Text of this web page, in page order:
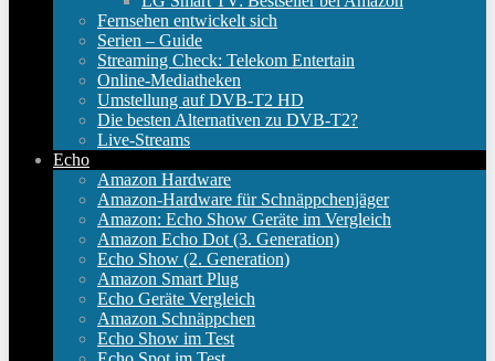
Fernsehen entwickelt sich
Serien – Guide
Streaming Check: Telekom Entertain
Online-Mediatheken
Umstellung auf DVB-T2 HD
Die besten Alternativen zu DVB-T2?
Live-Streams
Echo
Amazon Hardware
Amazon-Hardware für Schnäppchenjäger
Amazon: Echo Show Geräte im Vergleich
Amazon Echo Dot (3. Generation)
Echo Show (2. Generation)
Amazon Smart Plug
Echo Geräte Vergleich
Amazon Schnäppchen
Echo Show im Test